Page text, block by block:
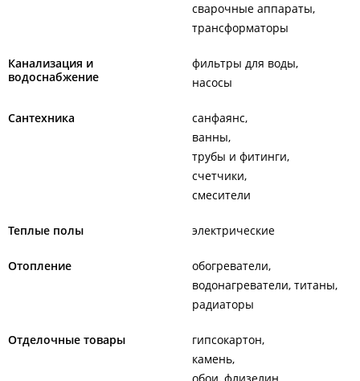
сварочные аппараты
трансформаторы
Канализация и
водоснабжение
фильтры для воды
насосы
Сантехника
санфаянс
ванны
трубы и фитинги
счетчики
смесители
Теплые полы электрические
Отопление
обогреватели
водонагреватели, титаны
радиаторы
Отделочные товары
гипсокартон
камень